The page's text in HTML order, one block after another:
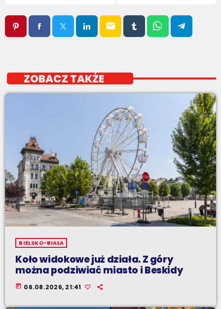
email
ZOBACZ TAKŻE
BIELSKO-BIAŁA
Koło widokowe już działa. Z góry
można podziwiać miasto i Beskidy
today 06.08.2026, 21:41